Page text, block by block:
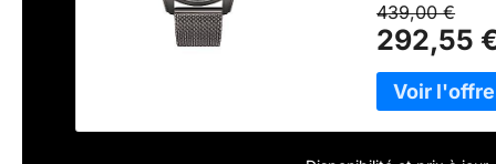
mm avec
robuste de 44
offrant un
Cadran Gris
avec le cadran
439,00 €
292,55